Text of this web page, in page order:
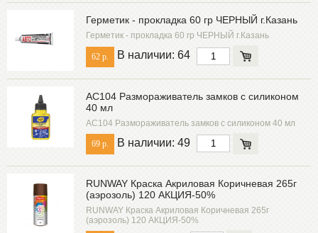
Герметик - прокладка 60 гр ЧЕРНЫЙ г.Казань
Герметик - прокладка 60 гр ЧЕРНЫЙ г.Казань
62 р. В наличии: 64
AC104 Размораживатель замков с силиконом
40 мл
AC104 Размораживатель замков с силиконом 40 мл
69 р. В наличии: 49
RUNWAY Краска Акриловая Коричневая 265г
(аэрозоль) 120 АКЦИЯ-50%
RUNWAY Краска Акриловая Коричневая 265г
(аэрозоль) 120 АКЦИЯ-50%